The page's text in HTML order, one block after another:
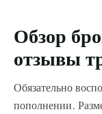
Обзор
отзывы
Обязательно
пополнении.